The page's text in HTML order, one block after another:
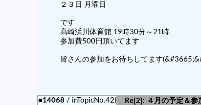
２３日 月曜日
です
高崎浜川体育館 19時30分～21時
参加費500円頂いてます
皆さんの参加をお待ちしてます
■14068 / inTopicNo.42)
Re[2]: ４月の予定＆参